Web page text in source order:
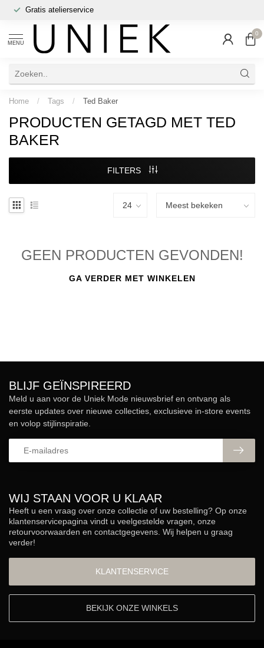
Gratis atelierservice
MENU
0
Home / Tags / Ted Baker
PRODUCTEN GETAGD MET TED
BAKER
FILTERS
GEEN PRODUCTEN GEVONDEN!
GA VERDER MET WINKELEN
WIJ STAAN VOOR U KLAAR
Heeft u een vraag over onze collectie of uw bestelling? Op onze
klantenservicepagina vindt u veelgestelde vragen, onze
retourvoorwaarden en contactgegevens. Wij helpen u graag
verder!
KLANTENSERVICE
BEKIJK ONZE WINKELS
BLIJF GEÏNSPIREERD
Meld u aan voor de Uniek Mode nieuwsbrief en ontvang als
eerste updates over nieuwe collecties, exclusieve in-store events
en volop stijlinspiratie.